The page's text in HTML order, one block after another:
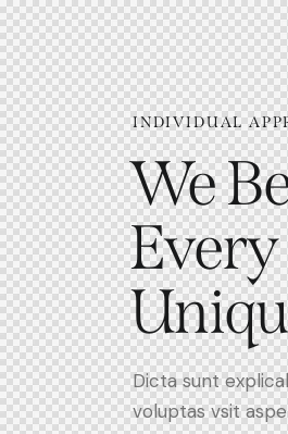
INDIVIDUAL
We
Dicta sunt
voluptas vsit